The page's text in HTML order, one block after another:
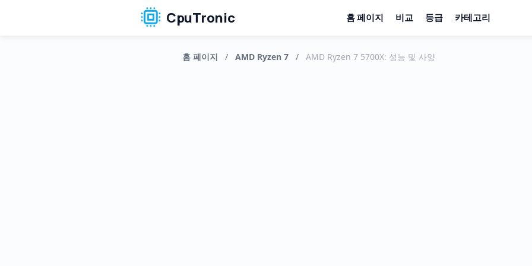
CpuTronic 홈 페이지 비교 등급 카테고리
홈 페이지 / AMD Ryzen 7 / AMD Ryzen 7 5700X: 성능 및 사양